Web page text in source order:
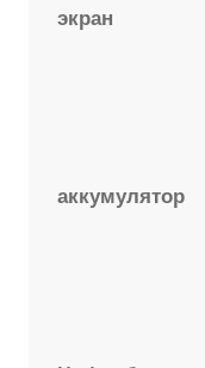
экран
аккумулятор